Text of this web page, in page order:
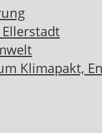
Klimapakt,